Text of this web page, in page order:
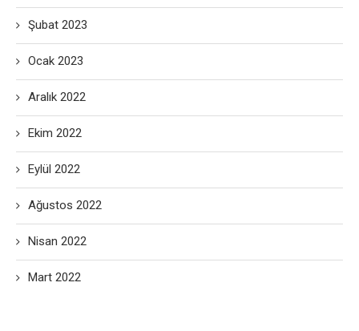
Şubat 2023
Ocak 2023
Aralık 2022
Ekim 2022
Eylül 2022
Ağustos 2022
Nisan 2022
Mart 2022